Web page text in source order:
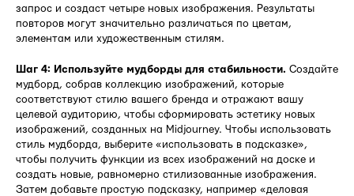
запрос и создаст четыре новых изображения. Результаты
повторов могут значительно различаться по цветам,
элементам или художественным стилям.
Шаг 4: Используйте мудборды для стабильности. Создайте
мудборд, собрав коллекцию изображений, которые
соответствуют стилю вашего бренда и отражают вашу
целевой аудиторию, чтобы сформировать эстетику новых
изображений, созданных на Midjourney. Чтобы использовать
стиль мудборда, выберите «использовать в подсказке»,
чтобы получить функции из всех изображений на доске и
создать новые, равномерно стилизованные изображения.
Затем добавьте простую подсказку, например «деловая